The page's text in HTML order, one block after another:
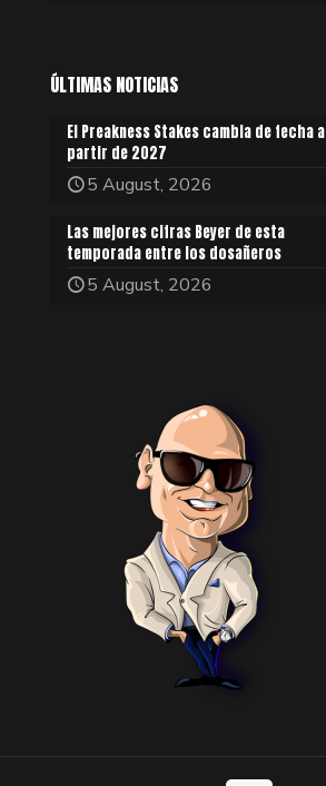
ÚLTIMAS NOTICIAS
El Preakness Stakes cambia de fecha a
partir de 2027
5 August, 2026
Las mejores cifras Beyer de esta
temporada entre los dosañeros
5 August, 2026